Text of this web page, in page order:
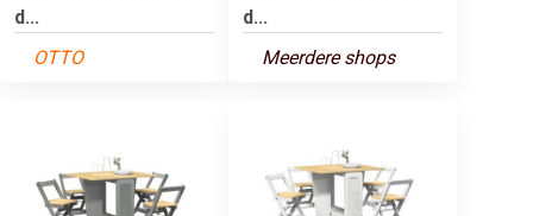
d...
OTTO
d...
Meerdere shops